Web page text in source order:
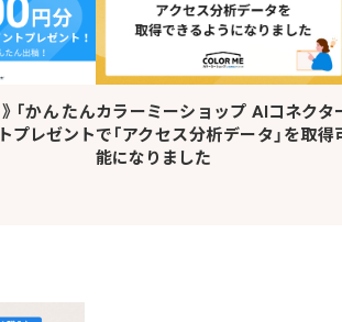
「かんたん
プレゼント
カラーミーショップ AIコネクタ
で「アクセス分析データ」を取得
能になりました